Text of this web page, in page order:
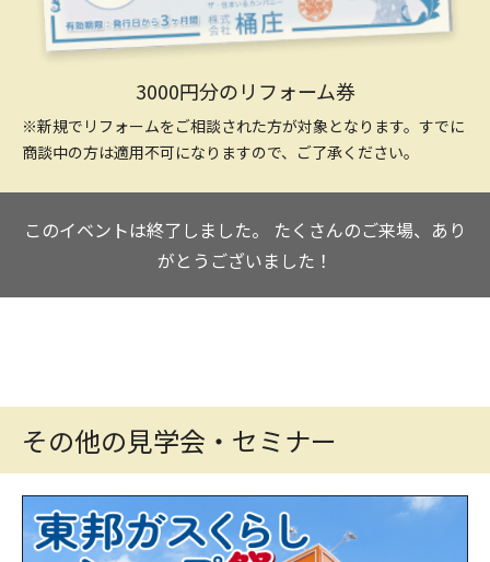
3000円分のリフォーム券
※新規でリフォームをご相談された方が対象となります。すでに
商談中の方は適用不可になりますので、ご了承ください。
このイベントは終了しました。 たくさんのご来場、あり
がとうございました！
その他の見学会・セミナー